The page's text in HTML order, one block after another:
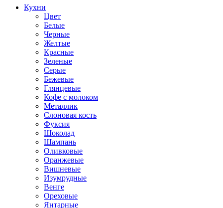
Кухни
Цвет
Белые
Черные
Желтые
Красные
Зеленые
Серые
Бежевые
Глянцевые
Кофе с молоком
Металлик
Слоновая кость
Фуксия
Шоколад
Шампань
Оливковые
Оранжевые
Вишневые
Изумрудные
Венге
Ореховые
Янтарные